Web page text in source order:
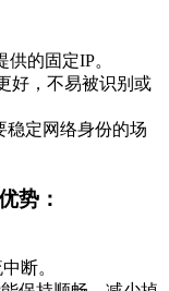
的固定IP。
好，不易被识别或
稳定网络身份的场
势：
断。